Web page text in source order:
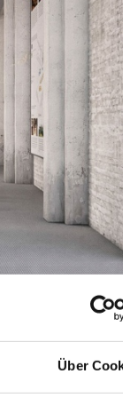
Über